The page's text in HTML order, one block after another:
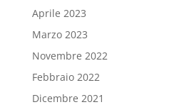
Aprile 2023
Marzo 2023
Novembre 2022
Febbraio 2022
Dicembre 2021